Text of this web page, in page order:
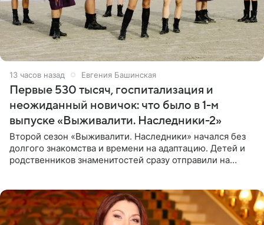
13 часов назад Евгения Башинская
Первые 530 тысяч, госпитализация и
неожиданный новичок: что было в 1-м
выпуске «Выживалити. Наследники-2»
Второй сезон «Выживалити. Наследники» начался без
долгого знакомства и времени на адаптацию. Детей и
родственников знаменитостей сразу отправили на